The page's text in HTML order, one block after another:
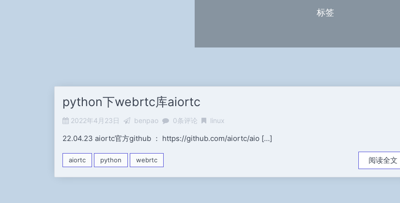
标签
python下webrtc库aiortc
2022年4月23日 benpao 0条评论 linux
22.04.23 aiortc官方github ： https://github.com/aiortc/aio […]
aiortc python webrtc 阅读全文